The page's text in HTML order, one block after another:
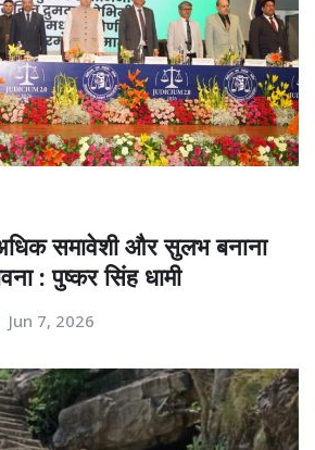
समावेशी और सुलभ बनाना
: पुष्कर सिंह धामी
Jun 7, 2026